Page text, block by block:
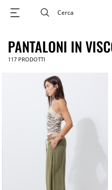
PANTALONI IN
117 PRODOTTI